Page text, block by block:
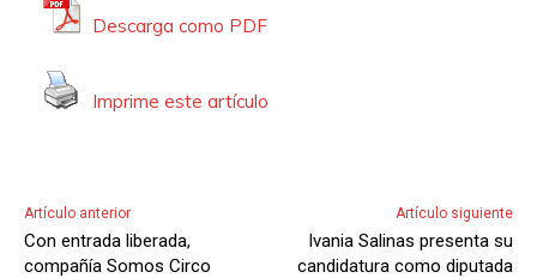
o
r
Descarga como PDF
Imprime este artículo
Artículo anterior
Con entrada liberada,
compañía Somos Circo
Artículo siguiente
Ivania Salinas presenta su
candidatura como diputada